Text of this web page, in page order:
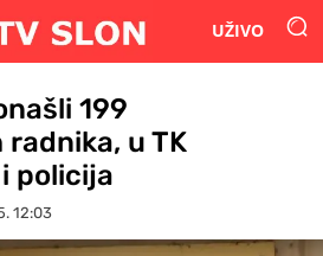
UŽIVO
199
u TK
policija
12:03